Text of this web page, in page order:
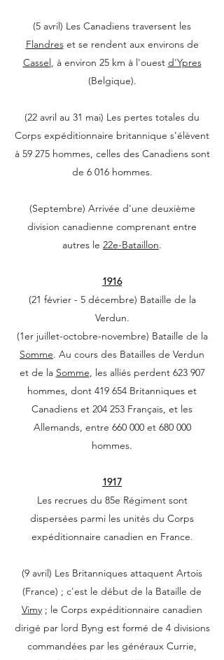
(5 avril) Les Canadiens traversent les
Flandreset se rendent aux environs de
Cassel, à environ 25 km à l'ouest d'Ypres
(Belgique).
(22 avril au 31 mai) Les pertes totales du
Corps expéditionnaire britannique s'élèvent
à 59 275 hommes, celles des Canadiens sont
de 6 016 hommes.
(Septembre) Arrivée d'une deuxième
division canadienne comprenant entre
autres le 22e-Bataillon.
1916
(21 février - 5 décembre) Bataille de la
Verdun.
(1er juillet-octobre-novembre) Bataille de la
Somme. Au cours des Batailles de Verdun
et de la Somme, les alliés perdent 623 907
hommes, dont 419 654 Britanniques et
Canadiens et 204 253 Français, et les
Allemands, entre 660 000 et 680 000
hommes.
1917
Les recrues du 85e Régiment sont
dispersées parmi les unités du Corps
expéditionnaire canadien en France.
(9 avril) Les Britanniques attaquent Artois
(France) ; c'est le début de la Bataille de
Vimy ; le Corps expéditionnaire canadien
dirigé par lord Byng est formé de 4 divisions
commandées par les généraux Currie,